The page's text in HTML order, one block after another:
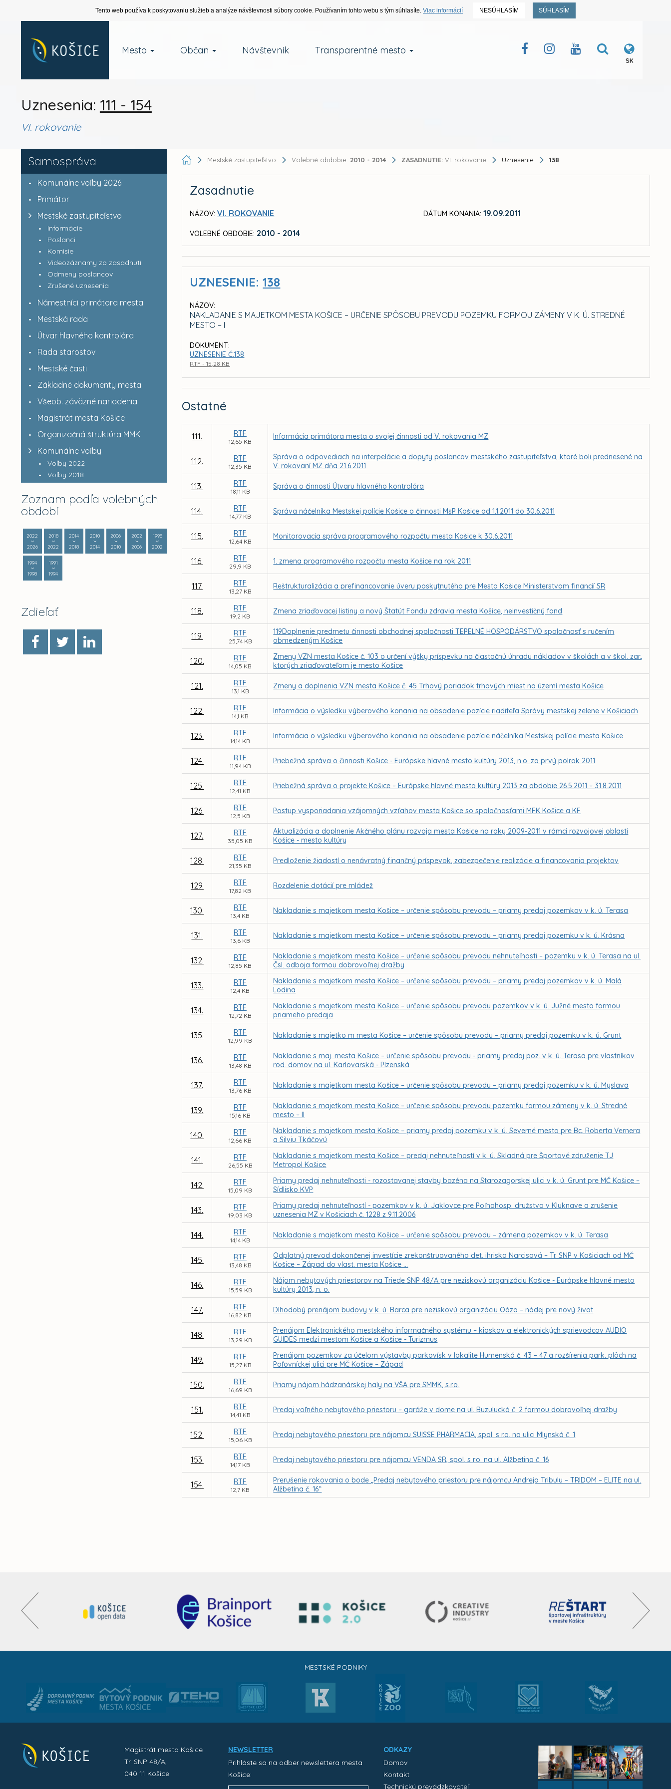
Tento web používa k poskytovaniu služieb a analýze návštevnosti súbory cookie. Používaním tohto webu s tým súhlasíte. Viac informácií NESÚHLASÍM SÚHLASÍM
Mesto Občan Návštevník Transparentné mesto
SK
Uznesenia: 111 - 154
VI. rokovanie
Samospráva
Komunálne voľby 2026
Primátor
Mestské zastupiteľstvo
Informácie
Poslanci
Komisie
Videozáznamy zo zasadnutí
Odmeny poslancov
Zrušené uznesenia
Námestníci primátora mesta
Mestská rada
Útvar hlavného kontrolóra
Rada starostov
Mestské časti
Základné dokumenty mesta
Všeob. záväzné nariadenia
Magistrát mesta Košice
Organizačná štruktúra MMK
Komunálne voľby
Voľby 2022
Voľby 2018
Zoznam podľa volebných
období
2022
2026
2018
2022
2014
2018
2010
2014
2006
2010
2002
2006
1998
2002
1994
1998
1991
1994
Zdieľať
Mestské zastupiteľstvo Volebné obdobie: 2010 - 2014 ZASADNUTIE: VI. rokovanie Uznesenie 138
Zasadnutie
NÁZOV: VI. ROKOVANIE
VOLEBNÉ OBDOBIE: 2010 - 2014
DÁTUM KONANIA: 19.09.2011
UZNESENIE:138
NÁZOV:
NAKLADANIE S MAJETKOM MESTA KOŠICE – URČENIE SPÔSOBU PREVODU POZEMKU FORMOU ZÁMENY V K. Ú. STREDNÉ
MESTO – I
DOKUMENT:
UZNESENIE Č.138
RTF - 15,28 KB
Ostatné
111. RTF
12,65 KB
Informácia primátora mesta o svojej činnosti od V. rokovania MZ
112. RTF
12,35 KB
Správa o odpovediach na interpelácie a dopyty poslancov mestského zastupiteľstva, ktoré boli prednesené na
V. rokovaní MZ dňa 21.6.2011
113. RTF
18,11 KB
Správa o činnosti Útvaru hlavného kontrolóra
114. RTF
14,77 KB
Správa náčelníka Mestskej polície Košice o činnosti MsP Košice od 1.1.2011 do 30.6.2011
115. RTF
12,64 KB
Monitorovacia správa programového rozpočtu mesta Košice k 30.6.2011
116. RTF
29,9 KB
1. zmena programového rozpočtu mesta Košice na rok 2011
117. RTF
13,27 KB
Reštrukturalizácia a prefinancovanie úveru poskytnutého pre Mesto Košice Ministerstvom financií SR
118. RTF
19,2 KB
Zmena zriaďovacej listiny a nový Štatút Fondu zdravia mesta Košice, neinvestičný fond
119. RTF
25,74 KB
119Doplnenie predmetu činnosti obchodnej spoločnosti TEPELNÉ HOSPODÁRSTVO spoločnosť s ručením
obmedzeným Košice
120. RTF
14,05 KB
Zmeny VZN mesta Košice č. 103 o určení výšky príspevku na čiastočnú úhradu nákladov v školách a v škol. zar.,
ktorých zriaďovateľom je mesto Košice
121. RTF
13,1 KB
Zmeny a doplnenia VZN mesta Košice č. 45 Trhový poriadok trhových miest na území mesta Košice
122. RTF
14,1 KB
Informácia o výsledku výberového konania na obsadenie pozície riaditeľa Správy mestskej zelene v Košiciach
123. RTF
14,14 KB
Informácia o výsledku výberového konania na obsadenie pozície náčelníka Mestskej polície mesta Košice
124. RTF
11,94 KB
Priebežná správa o činnosti Košice - Európske hlavné mesto kultúry 2013, n.o. za prvý polrok 2011
125. RTF
12,41 KB
Priebežná správa o projekte Košice – Európske hlavné mesto kultúry 2013 za obdobie 26.5.2011 – 31.8.2011
126. RTF
12,5 KB
Postup vysporiadania vzájomných vzťahov mesta Košice so spoločnosťami MFK Košice a KF
127. RTF
35,05 KB
Aktualizácia a doplnenie Akčného plánu rozvoja mesta Košice na roky 2009-2011 v rámci rozvojovej oblasti
Košice - mesto kultúry
128. RTF
21,35 KB
Predloženie žiadostí o nenávratný finančný príspevok, zabezpečenie realizácie a financovania projektov
129. RTF
17,82 KB
Rozdelenie dotácií pre mládež
130. RTF
13,4 KB
Nakladanie s majetkom mesta Košice – určenie spôsobu prevodu – priamy predaj pozemkov v k. ú. Terasa
131. RTF
13,6 KB
Nakladanie s majetkom mesta Košice – určenie spôsobu prevodu – priamy predaj pozemku v k. ú. Krásna
132. RTF
12,85 KB
Nakladanie s majetkom mesta Košice – určenie spôsobu prevodu nehnuteľnosti – pozemku v k. ú. Terasa na ul.
Čsl. odboja formou dobrovoľnej dražby
133. RTF
12,4 KB
Nakladanie s majetkom mesta Košice – určenie spôsobu prevodu – priamy predaj pozemkov v k. ú. Malá
Lodina
134. RTF
12,72 KB
Nakladanie s majetkom mesta Košice – určenie spôsobu prevodu pozemkov v k. ú. Južné mesto formou
priameho predaja
135. RTF
12,99 KB
Nakladanie s majetko m mesta Košice – určenie spôsobu prevodu – priamy predaj pozemku v k. ú. Grunt
136. RTF
13,48 KB
Nakladanie s maj. mesta Košice – určenie spôsobu prevodu - priamy predaj poz. v k. ú. Terasa pre vlastníkov
rod. domov na ul. Karlovarská - Plzenská
137. RTF
13,76 KB
Nakladanie s majetkom mesta Košice – určenie spôsobu prevodu – priamy predaj pozemku v k. ú. Myslava
139. RTF
15,16 KB
Nakladanie s majetkom mesta Košice – určenie spôsobu prevodu pozemku formou zámeny v k. ú. Stredné
mesto – II
140. RTF
12,66 KB
Nakladanie s majetkom mesta Košice – priamy predaj pozemku v k. ú. Severné mesto pre Bc. Roberta Vernera
a Silviu Tkáčovú
141. RTF
26,55 KB
Nakladanie s majetkom mesta Košice – predaj nehnuteľností v k. ú. Skladná pre Športové združenie TJ
Metropol Košice
142. RTF
15,09 KB
Priamy predaj nehnuteľnosti - rozostavanej stavby bazéna na Starozagorskej ulici v k. ú. Grunt pre MČ Košice –
Sídlisko KVP
143. RTF
19,03 KB
Priamy predaj nehnuteľností - pozemkov v k. ú. Jaklovce pre Poľnohosp. družstvo v Kluknave a zrušenie
uznesenia MZ v Košiciach č. 1228 z 9.11.2006
144. RTF
14,14 KB
Nakladanie s majetkom mesta Košice – určenie spôsobu prevodu – zámena pozemkov v k. ú. Terasa
145. RTF
13,48 KB
Odplatný prevod dokončenej investície zrekonštruovaného det. ihriska Narcisová – Tr. SNP v Košiciach od MČ
Košice – Západ do vlast. mesta Košice ...
146. RTF
15,59 KB
Nájom nebytových priestorov na Triede SNP 48/A pre neziskovú organizáciu Košice - Európske hlavné mesto
kultúry 2013, n. o.
147. RTF
16,82 KB
Dlhodobý prenájom budovy v k. ú. Barca pre neziskovú organizáciu Oáza – nádej pre nový život
148. RTF
13,29 KB
Prenájom Elektronického mestského informačného systému – kioskov a elektronických sprievodcov AUDIO
GUIDES medzi mestom Košice a Košice - Turizmus
149. RTF
15,27 KB
Prenájom pozemkov za účelom výstavby parkovísk v lokalite Humenská č. 43 – 47 a rozšírenia park. plôch na
Poľovníckej ulici pre MČ Košice – Západ
150. RTF
16,69 KB
Priamy nájom hádzanárskej haly na VŠA pre SMMK, s.r.o.
151. RTF
14,41 KB
Predaj voľného nebytového priestoru – garáže v dome na ul. Buzulucká č. 2 formou dobrovoľnej dražby
152. RTF
15,06 KB
Predaj nebytového priestoru pre nájomcu SUISSE PHARMACIA, spol. s r.o. na ulici Mlynská č. 1
153. RTF
14,17 KB
Predaj nebytového priestoru pre nájomcu VENDA SR, spol. s r.o. na ul. Alžbetina č. 16
154. RTF
12,7 KB
Prerušenie rokovania o bode „Predaj nebytového priestoru pre nájomcu Andreja Tribulu – TRIDOM – ELITE na ul.
Alžbetina č. 16“
MESTSKÉ PODNIKY
Magistrát mesta Košice
Tr. SNP 48/A,
040 11 Košice
NEWSLETTER
Prihláste sa na odber newslettera mesta
Košice:
ODKAZY
Domov
Kontakt
Technický prevádzkovateľ